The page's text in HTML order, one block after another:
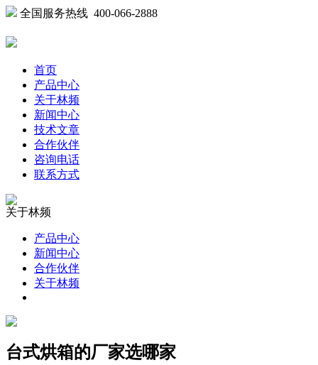
全国服务热线 400-066-2888
首页
产品中心
关于林频
新闻中心
技术文章
合作伙伴
咨询电话
联系方式
关于林频
产品中心
新闻中心
合作伙伴
关于林频
台式烘箱的厂家选哪家